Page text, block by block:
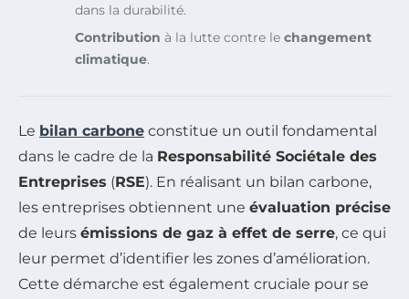
dans la durabilité.
Contribution à la lutte contre le changement
climatique.
Le bilan carbone constitue un outil fondamental
dans le cadre de la Responsabilité Sociétale des
Entreprises (RSE). En réalisant un bilan carbone,
les entreprises obtiennent une évaluation précise
de leurs émissions de gaz à effet de serre, ce qui
leur permet d’identifier les zones d’amélioration.
Cette démarche est également cruciale pour se